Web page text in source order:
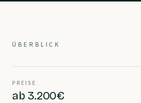
ÜBERBLICK
PREISE
ab 3.200€